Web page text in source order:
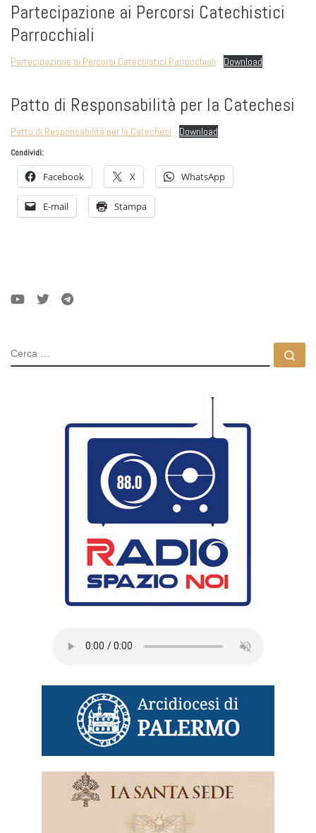
Partecipazione ai Percorsi Catechistici
Parrocchiali
Partecipazione ai Percorsi Catechistici Parrocchiali Download
Patto di Responsabilità per la Catechesi
Patto di Responsabilità per la Catechesi Download
Condividi:
Facebook X WhatsApp
E-mail Stampa
CERCA